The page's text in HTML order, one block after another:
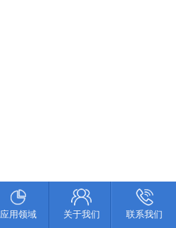
应用领域 关于我们 联系我们